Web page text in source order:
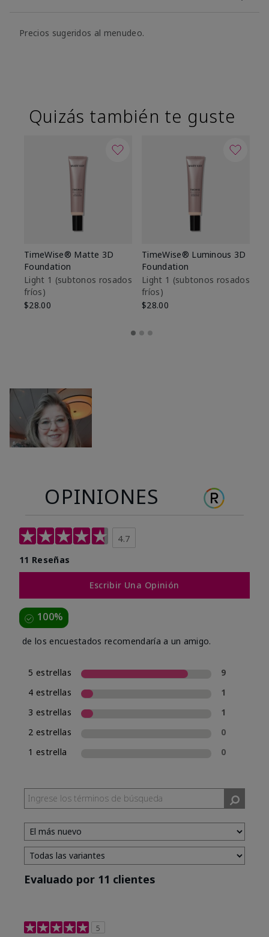
Precios sugeridos al menudeo.
Quizás también te guste
TimeWise® Matte 3D
Foundation
Light 1​ (subtonos rosados
fríos)
$28.00
TimeWise® Luminous 3D
Foundation
Light 1​ (subtonos rosados
fríos)
$28.00
OPINIONES
4.7
11 Reseñas
Escribir Una Opinión
100%
de los encuestados recomendaría a un amigo.
5 estrellas
9
4 estrellas
1
3 estrellas
1
2 estrellas
0
1 estrella
0
Evaluado por 11 clientes
5